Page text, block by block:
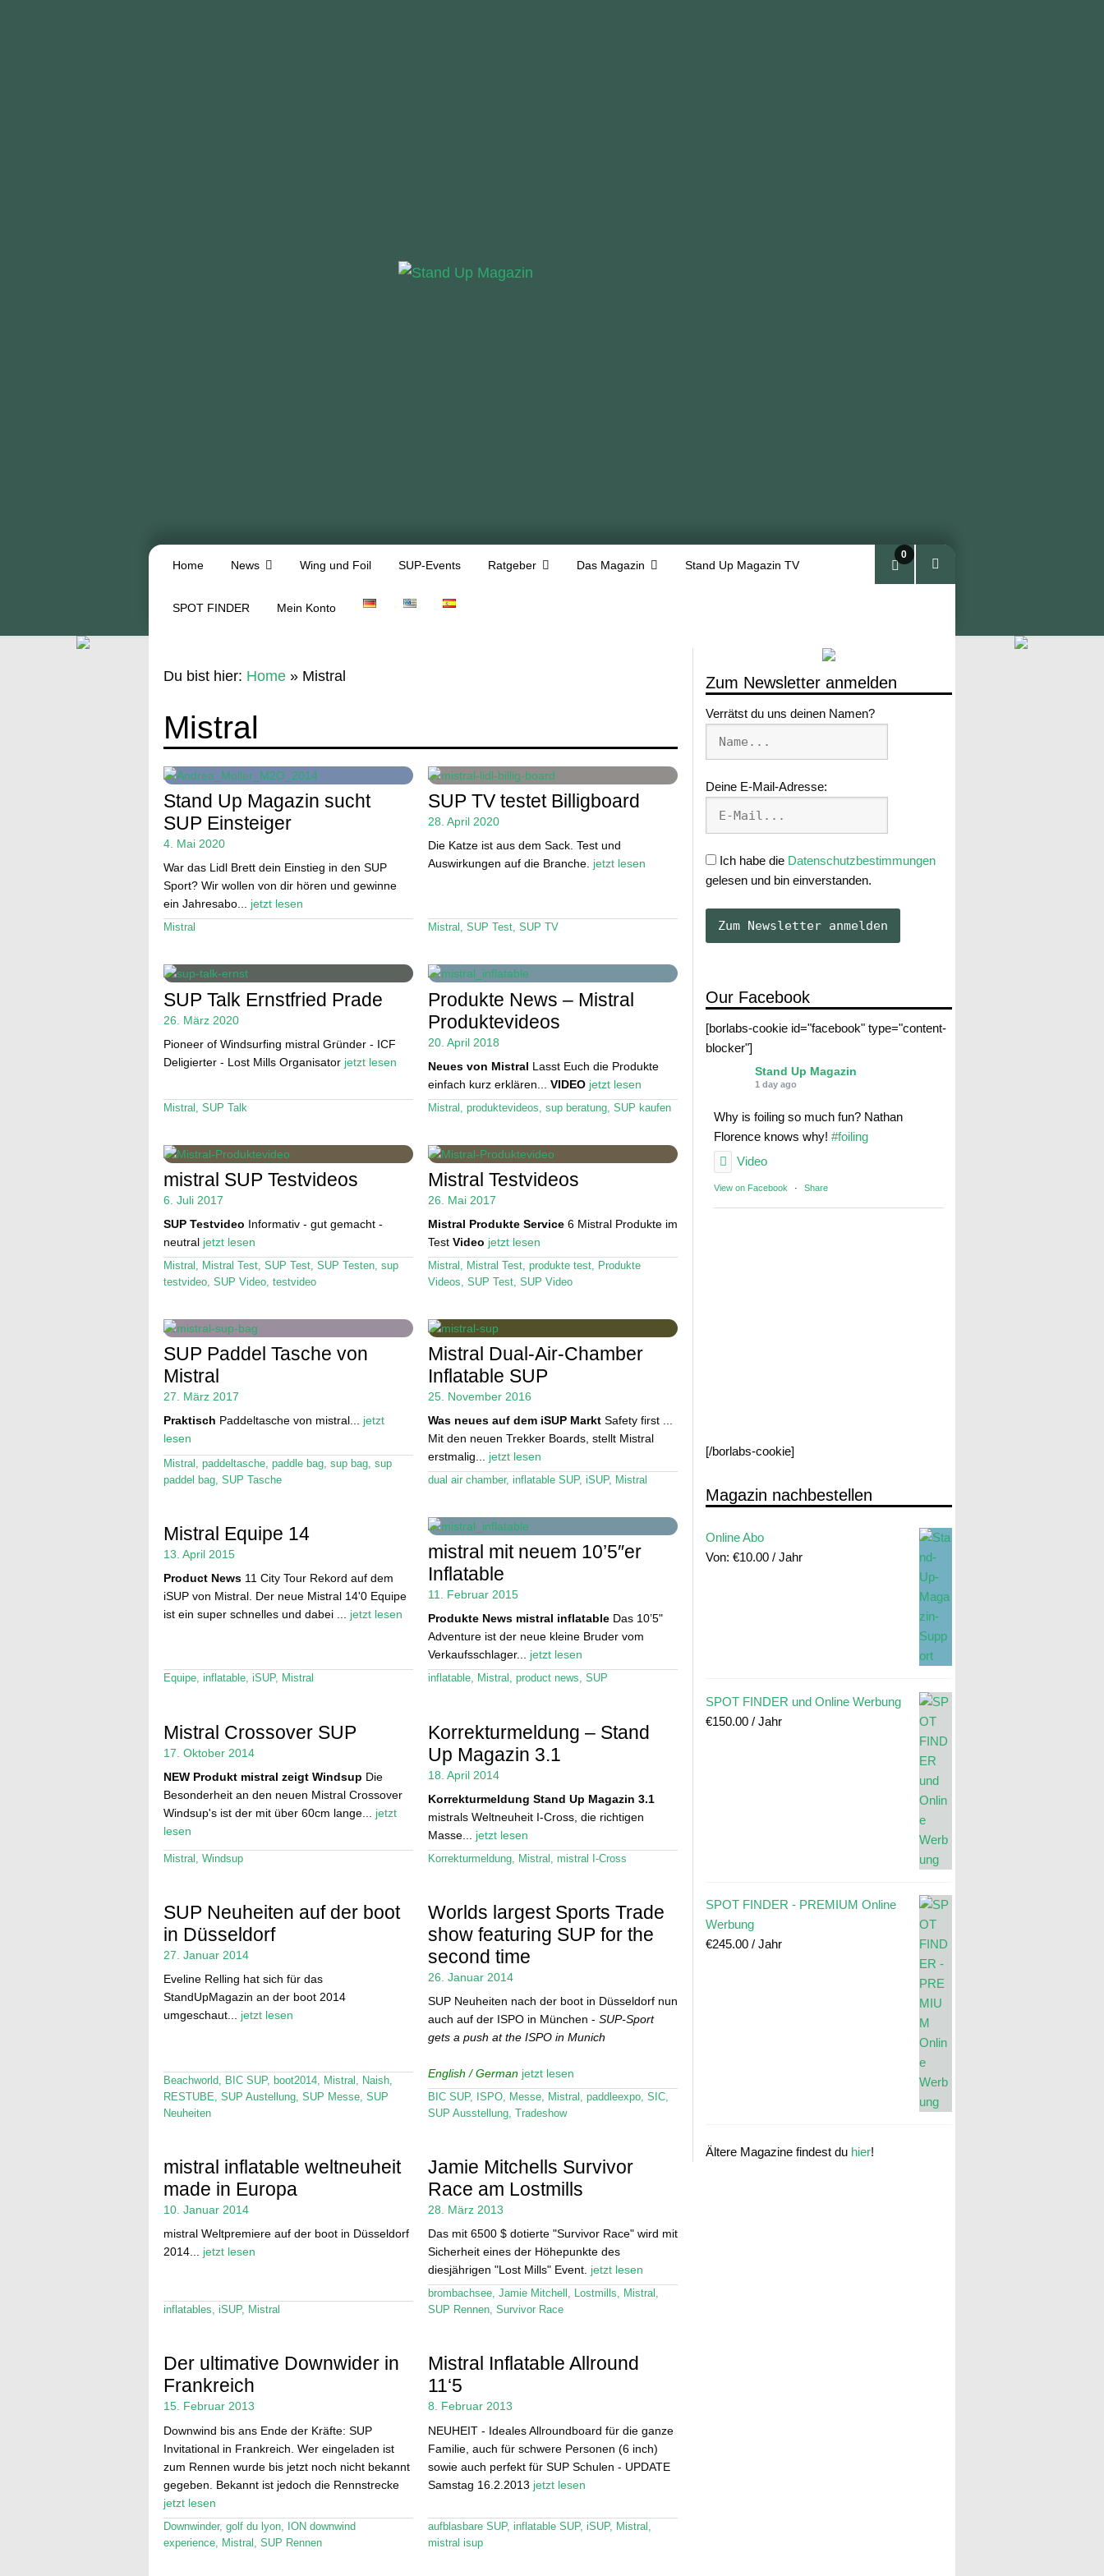
Home News Wing und Foil SUP-Events Ratgeber Das Magazin Stand Up Magazin TV
SPOT FINDER Mein Konto
0
Zum Newsletter anmelden
Verrätst du uns deinen Namen?
Deine E-Mail-Adresse:
Ich habe die Datenschutzbestimmungen
gelesen und bin einverstanden.
Our Facebook
[borlabs-cookie id="facebook" type="content-
blocker"]
Stand Up Magazin
1 day ago
Why is foiling so much fun? Nathan
Florence knows why! #foiling
Video
View on Facebook · Share
[/borlabs-cookie]
Magazin nachbestellen
Online Abo
Von: €10.00 / Jahr
SPOT FINDER und Online Werbung
€150.00 / Jahr
SPOT FINDER - PREMIUM Online
Werbung
€245.00 / Jahr
Ältere Magazine findest du hier!
Du bist hier: Home» Mistral
Mistral
Stand Up Magazin sucht
SUP Einsteiger
4. Mai 2020
War das Lidl Brett dein Einstieg in den SUP
Sport? Wir wollen von dir hören und gewinne
ein Jahresabo... jetzt lesen
Mistral
SUP TV testet Billigboard
28. April 2020
Die Katze ist aus dem Sack. Test und
Auswirkungen auf die Branche. jetzt lesen
Mistral , SUP Test, SUP TV
SUP Talk Ernstfried Prade
26. März 2020
Pioneer of Windsurfing mistral Gründer - ICF
Deligierter - Lost Mills Organisator jetzt lesen
Mistral SUP Talk
Produkte News – Mistral
Produktevideos
20. April 2018
Neues von Mistral Lasst Euch die Produkte
einfach kurz erklären... VIDEO jetzt lesen
Mistral produktevideos sup beratung, SUP kaufen
mistral SUP Testvideos
6. Juli 2017
SUP Testvideo Informativ - gut gemacht -
neutral jetzt lesen
Mistral , Mistral Test, SUP Test, SUP Testen, sup
testvideo, SUP Video, testvideo
Mistral Testvideos
26. Mai 2017
Mistral Produkte Service6 Mistral Produkte im
Test Video jetzt lesen
Mistral , Mistral Test, produkte test, Produkte
Videos, SUP Test, SUP Video
SUP Paddel Tasche von
Mistral
27. März 2017
Praktisch Paddeltasche von mistral... jetzt
lesen
Mistral , paddeltasche, paddle bag, sup bag, sup
paddel bag, SUP Tasche
Mistral Dual-Air-Chamber
Inflatable SUP
25. November 2016
Was neues auf dem iSUP MarktSafety first ...
Mit den neuen Trekker Boards, stellt Mistral
erstmalig... jetzt lesen
dual air chamber, inflatable SUP, iSUP, Mistral
Mistral Equipe 14
13. April 2015
Product News11 City Tour Rekord auf dem
iSUP von Mistral. Der neue Mistral 14'0 Equipe
ist ein super schnelles und dabei ... jetzt lesen
Equipe, inflatable, iSUP, Mistral
mistral mit neuem 10’5″er
Inflatable
11. Februar 2015
Produkte News mistral inflatableDas 10’5"
Adventure ist der neue kleine Bruder vom
Verkaufsschlager... jetzt lesen
inflatable, Mistral , product news, SUP
Mistral Crossover SUP
17. Oktober 2014
NEW Produkt mistral zeigt Windsup Die
Besonderheit an den neuen Mistral Crossover
Windsup's ist der mit über 60cm lange... jetzt
lesen
Mistral Windsup
Korrekturmeldung – Stand
Up Magazin 3.1
18. April 2014
Korrekturmeldung Stand Up Magazin 3.1
mistrals Weltneuheit I-Cross, die richtigen
Masse... jetzt lesen
Korrekturmeldung, Mistral mistral I-Cross
SUP Neuheiten auf der boot
in Düsseldorf
27. Januar 2014
Eveline Relling hat sich für das
StandUpMagazin an der boot 2014
umgeschaut... jetzt lesen
Beachworld, BIC SUP, boot2014, Mistral , Naish,
RESTUBE, SUP Austellung, SUP Messe, SUP
Neuheiten
Worlds largest Sports Trade
show featuring SUP for the
second time
26. Januar 2014
SUP Neuheiten nach der boot in Düsseldorf nun
auch auf der ISPO in München - SUP-Sport
gets a push at the ISPO in Munich
English / German jetzt lesen
BIC SUP, ISPO, Messe, Mistral , paddleexpo, SIC,
SUP Ausstellung, Tradeshow
mistral inflatable weltneuheit
made in Europa
10. Januar 2014
mistral Weltpremiere auf der boot in Düsseldorf
2014... jetzt lesen
inflatables, iSUP, Mistral
Jamie Mitchells Survivor
Race am Lostmills
28. März 2013
Das mit 6500 $ dotierte "Survivor Race" wird mit
Sicherheit eines der Höhepunkte des
diesjährigen "Lost Mills" Event. jetzt lesen
brombachsee, Jamie Mitchell , Lostmills, Mistral ,
SUP Rennen, Survivor Race
Der ultimative Downwider in
Frankreich
15. Februar 2013
Downwind bis ans Ende der Kräfte: SUP
Invitational in Frankreich. Wer eingeladen ist
zum Rennen wurde bis jetzt noch nicht bekannt
gegeben. Bekannt ist jedoch die Rennstrecke
jetzt lesen
Downwinder, golf du lyon,
ION downwind
experience, Mistral SUP Rennen
Mistral Inflatable Allround
11‘5
8. Februar 2013
NEUHEIT - Ideales Allroundboard für die ganze
Familie, auch für schwere Personen (6 inch)
sowie auch perfekt für SUP Schulen - UPDATE
Samstag 16.2.2013 jetzt lesen
aufblasbare SUP, inflatable SUP, iSUP, Mistral
mistral isup